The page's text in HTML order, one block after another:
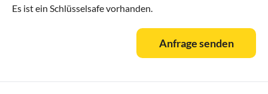
Es ist ein Schlüsselsafe vorhanden.
Anfrage senden